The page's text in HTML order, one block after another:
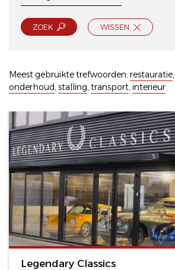
ZOEK WISSEN
Meest gebruikte trefwoorden: restauratie,
onderhoud,stalling,transport,interieur
Legendary Classics